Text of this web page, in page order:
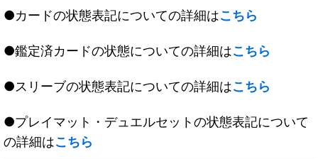
●カードの状態表記についての詳細はこちら
●鑑定済カードの状態についての詳細はこちら
●スリーブの状態表記についての詳細はこちら
●プレイマット・デュエルセットの状態表記について
の詳細はこちら